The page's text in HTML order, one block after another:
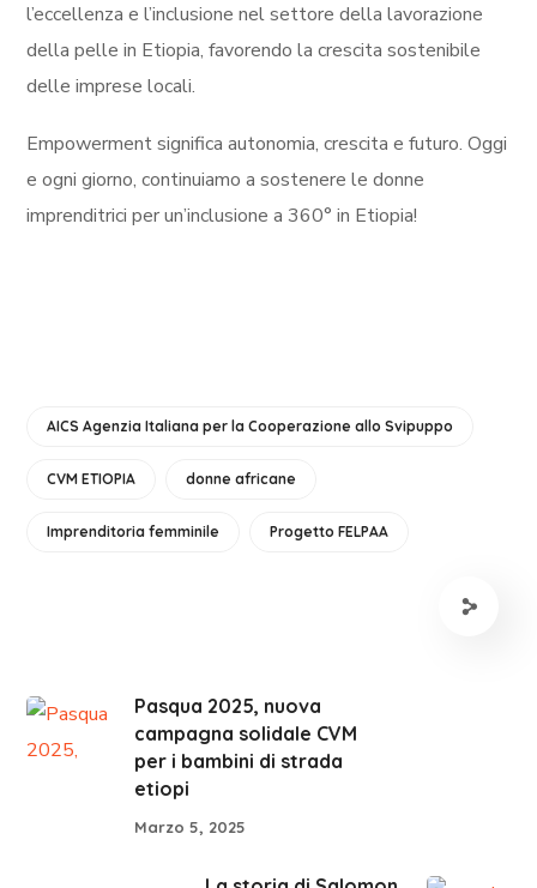
l’eccellenza e l’inclusione nel settore della lavorazione
della pelle in Etiopia, favorendo la crescita sostenibile
delle imprese locali.
Empowerment significa autonomia, crescita e futuro. Oggi
e ogni giorno, continuiamo a sostenere le donne
imprenditrici per un’inclusione a 360° in Etiopia!
AICS Agenzia Italiana per la Cooperazione allo Svipuppo
CVM ETIOPIA donne africane
Imprenditoria femminile Progetto FELPAA
Pasqua 2025, nuova
campagna solidale CVM
per i bambini di strada
etiopi
Marzo 5, 2025